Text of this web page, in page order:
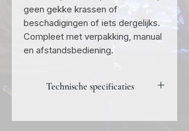
geen gekke krassen of
beschadigingen of iets dergelijks.
Compleet met verpakking, manual
en afstandsbediening.
Technische specificaties
Afmetingen 430 x 400 x 172 (BxDxH)